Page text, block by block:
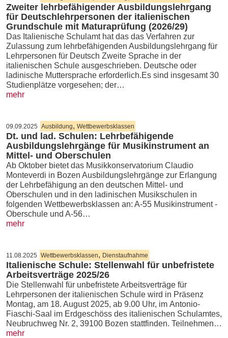
Zweiter lehrbefähigender Ausbildungslehrgang
für Deutschlehrpersonen der italienischen
Grundschule mit Maturaprüfung (2026/29)
Das Italienische Schulamt hat das das Verfahren zur
Zulassung zum lehrbefähigenden Ausbildungslehrgang für
Lehrpersonen für Deutsch Zweite Sprache in der
italienischen Schule ausgeschrieben. Deutsche oder
ladinische Muttersprache erforderlich.Es sind insgesamt 30
Studienplätze vorgesehen; der…
mehr
09.09.2025 Ausbildung, Wettbewerbsklassen
Dt. und lad. Schulen: Lehrbefähigende
Ausbildungslehrgänge für Musikinstrument an
Mittel- und Oberschulen
Ab Oktober bietet das Musikkonservatorium Claudio
Monteverdi in Bozen Ausbildungslehrgänge zur Erlangung
der Lehrbefähigung an den deutschen Mittel- und
Oberschulen und in den ladinischen Musikschulen in
folgenden Wettbewerbsklassen an: A-55 Musikinstrument -
Oberschule und A-56…
mehr
11.08.2025 Wettbewerbsklassen, Dienstaufnahme
Italienische Schule: Stellenwahl für unbefristete
Arbeitsverträge 2025/26
Die Stellenwahl für unbefristete Arbeitsverträge für
Lehrpersonen der italienischen Schule wird in Präsenz
Montag, am 18. August 2025, ab 9.00 Uhr, im Antonio-
Fiaschi-Saal im Erdgeschöss des italienischen Schulamtes,
Neubruchweg Nr. 2, 39100 Bozen stattfinden. Teilnehmen…
mehr